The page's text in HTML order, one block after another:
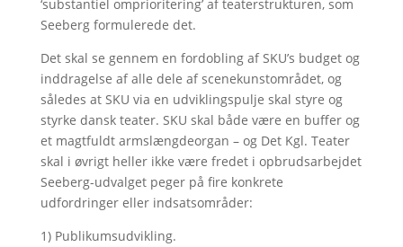
‘substantiel omprioritering’ af teaterstrukturen, som
Seeberg formulerede det.
Det skal se gennem en fordobling af SKU’s budget og
inddragelse af alle dele af scenekunstområdet, og
således at SKU via en udviklingspulje skal styre og
styrke dansk teater. SKU skal både være en buffer og
et magtfuldt armslængdeorgan – og Det Kgl. Teater
skal i øvrigt heller ikke være fredet i opbrudsarbejdet
Seeberg-udvalget peger på fire konkrete
udfordringer eller indsatsområder:
1) Publikumsudvikling.